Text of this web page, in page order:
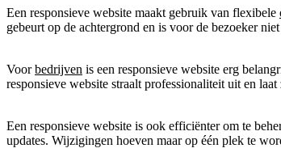
Een responsieve website maakt gebruik van flexibele
gebeurt op de achtergrond en is voor de bezoeker
Voorbedrijven is een responsieve website erg
responsieve website straalt professionaliteit uit en
Een responsieve website is ook efficiënter om te
updates. Wijzigingen hoeven maar op één plek te